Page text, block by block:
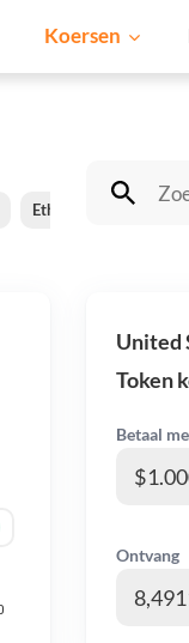
Koersen
Ethereum Cardano
United
Token
Betaal
Ontvang